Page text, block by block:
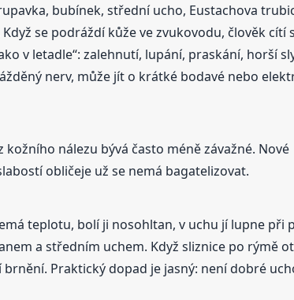
bubínek, střední ucho, Eustachova
se podráždí kůže ve zvukovodu, člověk cítí
v letadle“: zalehnutí, lupání, praskání, horší
nerv, může jít o krátké bodavé nebo
nálezu bývá často méně závažné. Nové
obličeje už se nemá bagatelizovat.
teplotu, bolí ji nosohltan, v uchu jí lupne při
a středním uchem. Když sliznice po rýmě
Praktický dopad je jasný: není dobré